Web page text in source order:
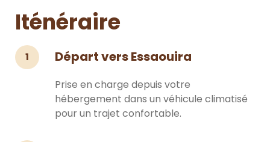
Iténéraire
1 Départ vers Essaouira
Prise en charge depuis votre
hébergement dans un véhicule climatisé
pour un trajet confortable.